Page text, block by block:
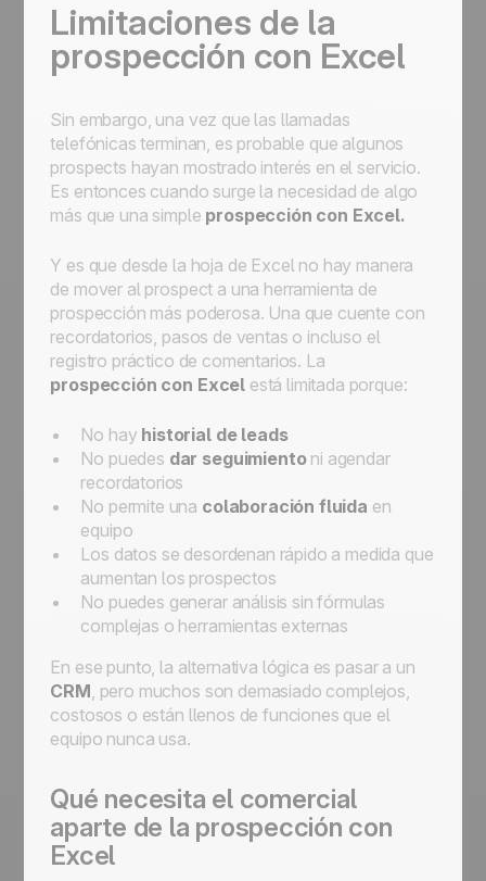
Limitaciones de la
prospección con Excel
Sin embargo, una vez que las llamadas
telefónicas terminan, es probable que algunos
prospects hayan mostrado interés en el servicio.
Es entonces cuando surge la necesidad de algo
más que una simple prospección con Excel.
Y es que desde la hoja de Excel no hay manera
de mover al prospect a una herramienta de
prospección más poderosa. Una que cuente con
recordatorios, pasos de ventas o incluso el
registro práctico de comentarios. La
prospección con Excel está limitada porque:
No hay historial de leads
No puedes dar seguimientoni agendar
recordatorios
No permite una colaboración fluida en
equipo
Los datos se desordenan rápido a medida que
aumentan los prospectos
No puedes generar análisis sin fórmulas
complejas o herramientas externas
En ese punto, la alternativa lógica es pasar a un
CRM, pero muchos son demasiado complejos,
costosos o están llenos de funciones que el
equipo nunca usa.
Qué necesita el comercial
aparte de la prospección con
Excel